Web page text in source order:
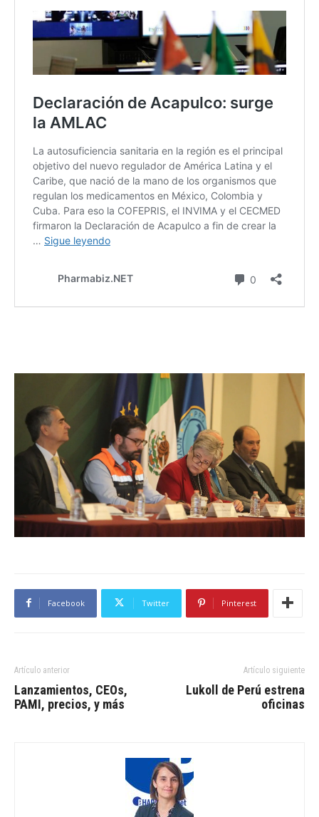
Facebook Twitter Pinterest
Artículo anterior
Lanzamientos, CEOs,
PAMI, precios, y más
Artículo siguiente
Lukoll de Perú estrena
oficinas